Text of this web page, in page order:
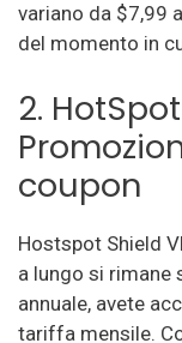
variano da $7,99
del momento in
2.
coupon
Hostspot Shield
a lungo si rimane
annuale, avete
tariffa mensile.